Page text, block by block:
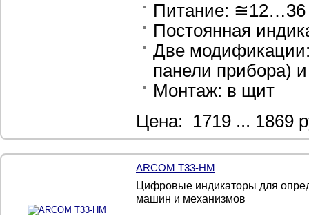
Питание:
Постоянная
Две модификации:
панели прибора)
Монтаж: в щит
Цена: 1719 ... 1869
ARCOM T33-HM
Цифровые индикаторы для
машин и механизмов